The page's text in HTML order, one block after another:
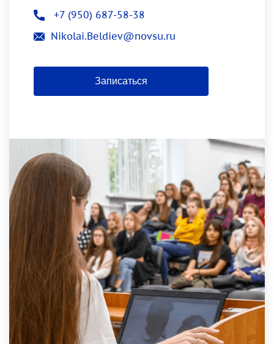
+7 (950) 687-58-38
Nikolai.Beldiev@novsu.ru
Записаться